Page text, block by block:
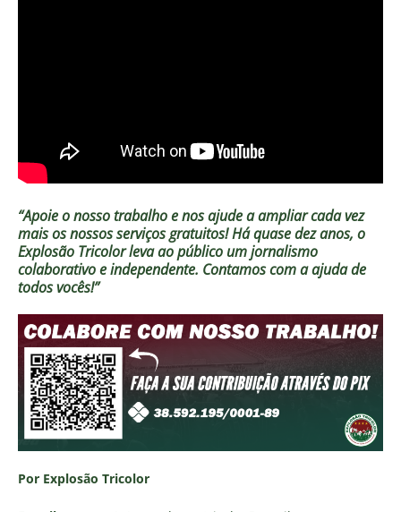
“Apoie o nosso trabalho e nos ajude a ampliar cada vez
mais os nossos serviços gratuitos!Há quase dez anos, o
Explosão Tricolor leva ao público um jornalismo
colaborativo e independente. Contamos com a ajuda de
todos vocês!”
Por Explosão Tricolor